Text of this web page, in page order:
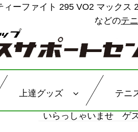
ィーファイト 295 VO2 マック
などのテ
上達グッズ テニ
いらっしゃいませ ゲ